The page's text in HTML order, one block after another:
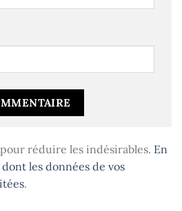
réduire les indésirables. En
les données de vos
.